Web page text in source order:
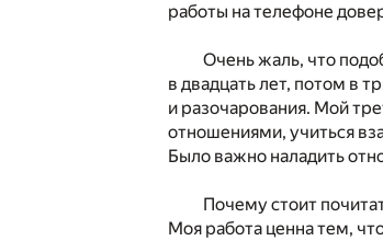
работы на телефоне
Очень жаль, что
в двадцать лет, потом в
и разочарования. Мой
отношениями, учиться
Было важно наладить
Почему стоит
Моя работа ценна тем,